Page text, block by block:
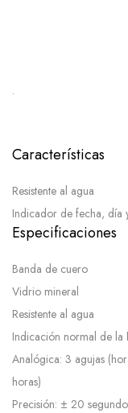
.
Características
Resistente al agua
Indicador de fecha, día
Especificaciones
Banda de cuero
Vidrio mineral
Resistente al agua
Indicación normal de la
Analógica: 3 agujas
horas)
Precisión: ± 20